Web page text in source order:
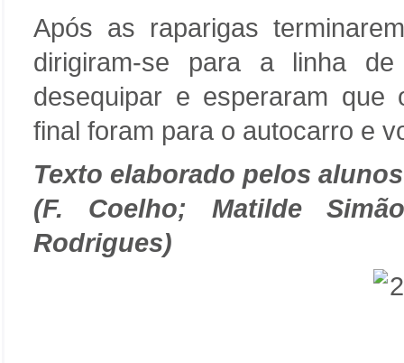
Após as raparigas
dirigiram-se para a linha de
desequipar e esperaram
final foram para o autocarro e
Texto elaborado pelos alunos
(F. Coelho; Matilde
Rodrigues)